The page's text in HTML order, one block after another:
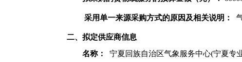
采用单一来源采购方式的原因及相关说明：
二、拟定供应商信息
名称：
宁夏回族自治区气象服务中心(宁夏专